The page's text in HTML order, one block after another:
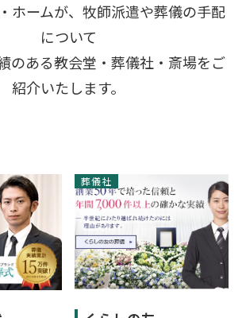
ホームが、牧師派遣や葬儀の手配
について
のある教会堂・葬儀社・斎場をご
紹介いたします。
葬儀社